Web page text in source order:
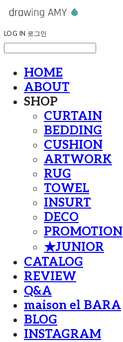
LOG IN 로그인
HOME
ABOUT
SHOP
CURTAIN
BEDDING
CUSHION
ARTWORK
RUG
TOWEL
INSURT
DECO
PROMOTION
★JUNIOR
CATALOG
REVIEW
Q&A
maison el BARA
BLOG
INSTAGRAM